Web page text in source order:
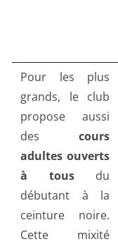
Pour les plus
grands, le club
propose aussi
des cours
adultes ouverts
à tous du
débutant à la
ceinture noire.
Cette mixité